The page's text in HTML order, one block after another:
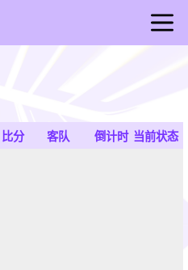
比分 客队 倒计时 当前状态